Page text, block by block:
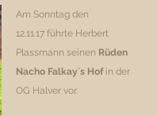
Am Sonntag den
12.11.17 führte Herbert
Plassmann seinen Rüden
Nacho Falkay´s Hof in der
OG Halver vor.